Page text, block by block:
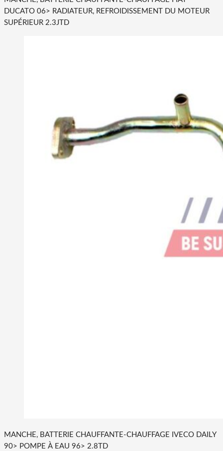
DUCATO 06> RADIATEUR, REFROIDISSEMENT DU MOTEUR
SUPÉRIEUR 2.3JTD
MANCHE, BATTERIE CHAUFFANTE-CHAUFFAGE IVECO DAILY
90> POMPE À EAU 96> 2.8TD